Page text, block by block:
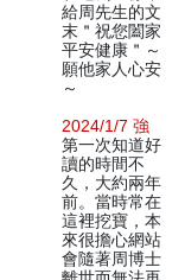
給周先生的文
末＂祝您闔家
平安健康＂～
願他家人心安
～
2024/1/7 強
第一次知道好
讀的時間不
久，大約兩年
前。當時常在
這裡挖寶，本
來很擔心網站
會隨著周博士